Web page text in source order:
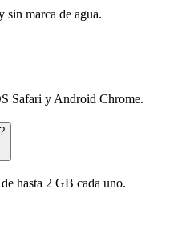
sin marca de agua.
Safari y Android Chrome.
hasta 2 GB cada uno.